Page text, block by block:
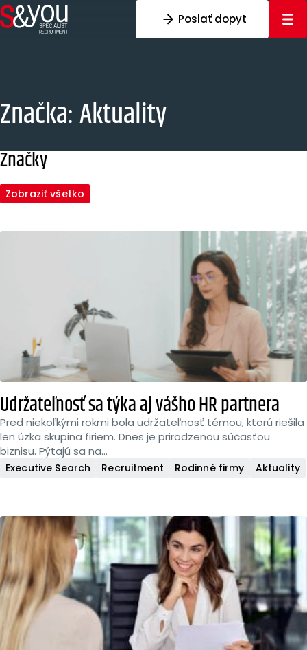
Preskočiť na obsah
Poslať dopyt
Značka:Aktuality
Značky
Zobraziť všetko
Udržateľnosť sa týka aj vášho HR partnera
Pred niekoľkými rokmi bola udržateľnosť témou, ktorú riešila
len úzka skupina firiem. Dnes je prirodzenou súčasťou
biznisu. Pýtajú sa na...
Executive Search Recruitment Rodinné firmy Aktuality